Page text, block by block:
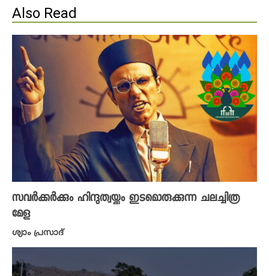
Also Read
സവർക്കർക്കും ഹിന്ദുത്വയ്ക്കും ഇടമൊരുക്കുന്ന ചലച്ചിത്ര
മേള
ശ്യാം പ്രസാദ്